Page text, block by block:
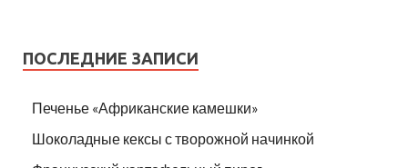
ПОСЛЕДНИЕ ЗАПИСИ
Печенье «Африканские камешки»
Шоколадные кексы с творожной начинкой